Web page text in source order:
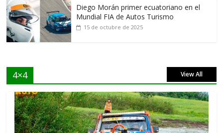
Diego Morán primer ecuatoriano en el
Mundial FIA de Autos Turismo
15 de octubre de 2025
4×4 View All